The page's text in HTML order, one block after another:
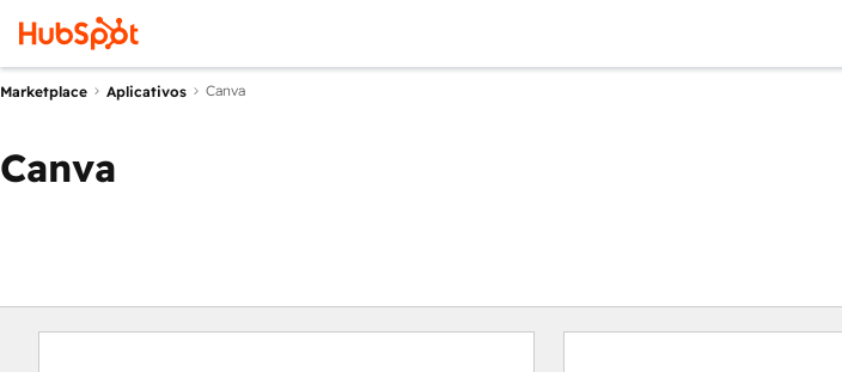
Marketplace Aplicativos Canva
Canva